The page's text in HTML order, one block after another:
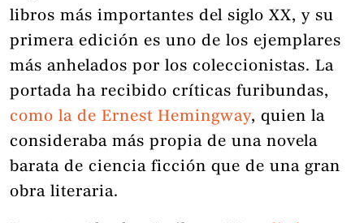
libros más importantes del siglo XX, y su
primera edición es uno de los ejemplares
más anhelados por los coleccionistas. La
portada ha recibido críticas furibundas,
como la de Ernest Hemingway, quien la
consideraba más propia de una novela
barata de ciencia ficción que de una gran
obra literaria.